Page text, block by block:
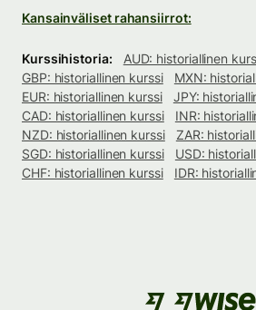
Kansainväliset rahansiirrot:
Kurssihistoria:
AUD: historiallinen
GBP: historiallinen kurssi
MXN:
EUR: historiallinen kurssi
JPY:
CAD: historiallinen kurssi
INR:
NZD: historiallinen kurssi
ZAR:
SGD: historiallinen kurssi
USD:
CHF: historiallinen kurssi
IDR: